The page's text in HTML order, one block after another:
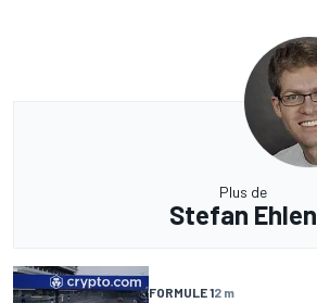
Plus de
Stefan Ehlen
FORMULE 12 m